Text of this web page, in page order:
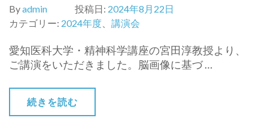
Byadmin 投稿日: 2024年8月22日
カテゴリー: 2024年度 講演会
愛知医科大学・精神科学講座の宮田淳教授より、
ご講演をいただきました。脳画像に基づ …
続きを読む